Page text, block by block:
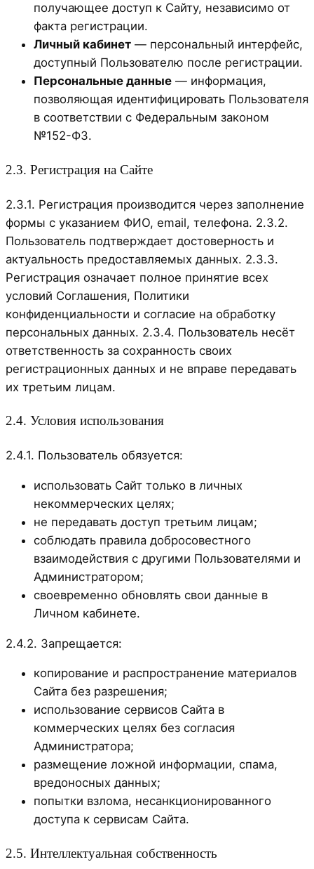
получающее доступ к Сайту, независимо от
факта регистрации.
Личный кабинет — персональный интерфейс,
доступный Пользователю после регистрации.
Персональные данные — информация,
позволяющая идентифицировать Пользователя
в соответствии с Федеральным законом
№152-ФЗ.
2.3. Регистрация на Сайте
2.3.1. Регистрация производится через заполнение
формы с указанием ФИО, email, телефона. 2.3.2.
Пользователь подтверждает достоверность и
актуальность предоставляемых данных. 2.3.3.
Регистрация означает полное принятие всех
условий Соглашения, Политики
конфиденциальности и согласие на обработку
персональных данных. 2.3.4. Пользователь несёт
ответственность за сохранность своих
регистрационных данных и не вправе передавать
их третьим лицам.
2.4. Условия использования
2.4.1. Пользователь обязуется:
использовать Сайт только в личных
некоммерческих целях;
не передавать доступ третьим лицам;
соблюдать правила добросовестного
взаимодействия с другими Пользователями и
Администратором;
своевременно обновлять свои данные в
Личном кабинете.
2.4.2. Запрещается:
копирование и распространение материалов
Сайта без разрешения;
использование сервисов Сайта в
коммерческих целях без согласия
Администратора;
размещение ложной информации, спама,
вредоносных данных;
попытки взлома, несанкционированного
доступа к сервисам Сайта.
2.5. Интеллектуальная собственность